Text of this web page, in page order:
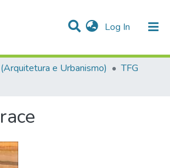
Log In (current)
e Urbanismo)
TFG